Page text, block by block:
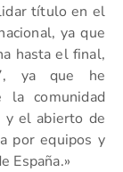
título en el
ya que
hasta el final,
ya que he
la comunidad
y el abierto de
por equipos y
España.»